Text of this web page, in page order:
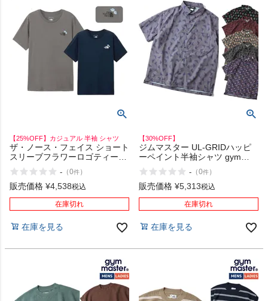
【25%OFF】カジュアル 半袖 シャツ
ザ・ノース・フェイス ショート
スリーブフラワーロゴティー
THE NORTH FACE
- （0件）
販売価格 ¥4,538税込
在庫切れ
在庫を見る
【30%OFF】
ジムマスター UL-GRIDハッピ
ーペイント半袖シャツ gym
master アウトレット セール
- （0件）
販売価格 ¥5,313税込
在庫切れ
在庫を見る